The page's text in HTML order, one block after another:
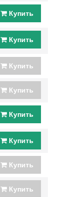
Купить
Купить
Купить
Купить
Купить
Купить
Купить
Купить